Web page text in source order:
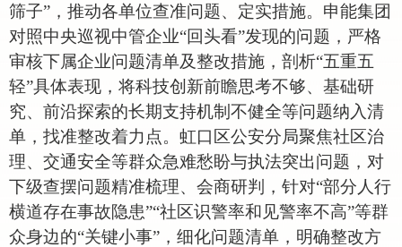
筛子”，推动各单位查准问题、定实措施。申能集团
对照中央巡视中管企业“回头看”发现的问题，严格
审核下属企业问题清单及整改措施，剖析“五重五
轻”具体表现，将科技创新前瞻思考不够、基础研
究、前沿探索的长期支持机制不健全等问题纳入清
单，找准整改着力点。虹口区公安分局聚焦社区治
理、交通安全等群众急难愁盼与执法突出问题，对
下级查摆问题精准梳理、会商研判，针对“部分人行
横道存在事故隐患”“社区识警率和见警率不高”等群
众身边的“关键小事”，细化问题清单，明确整改方